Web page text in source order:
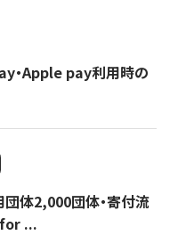
・Apple pay利用時の
団体2,000団体・寄付流
for ...